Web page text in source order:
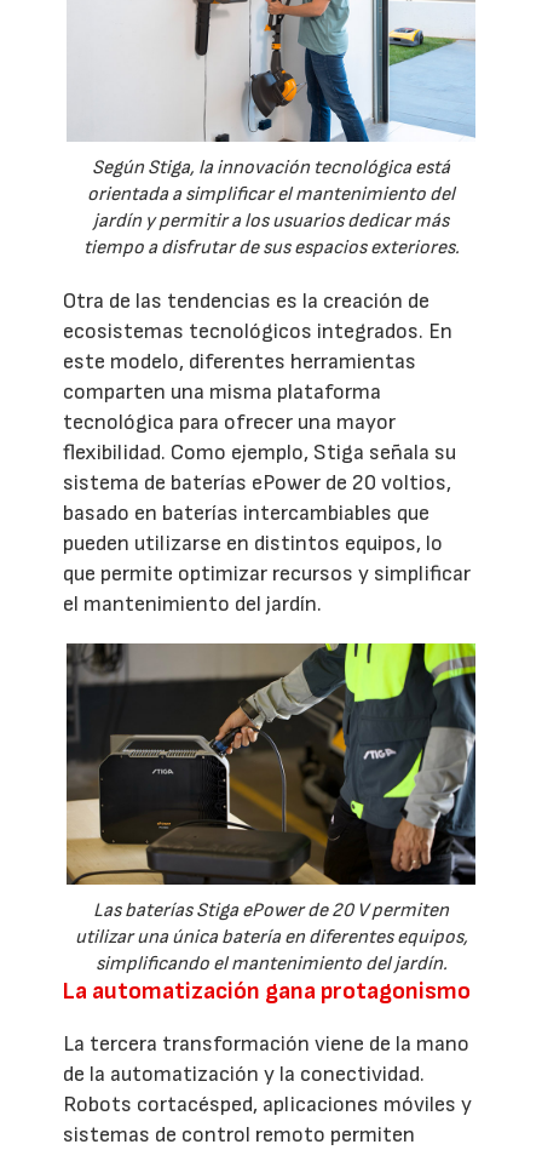
Según Stiga, la innovación tecnológica está
orientada a simplificar el mantenimiento del
jardín y permitir a los usuarios dedicar más
tiempo a disfrutar de sus espacios exteriores.
Otra de las tendencias es la creación de
ecosistemas tecnológicos integrados. En
este modelo, diferentes herramientas
comparten una misma plataforma
tecnológica para ofrecer una mayor
flexibilidad. Como ejemplo, Stiga señala su
sistema de baterías ePower de 20 voltios,
basado en baterías intercambiables que
pueden utilizarse en distintos equipos, lo
que permite optimizar recursos y simplificar
el mantenimiento del jardín.
Las baterías Stiga ePower de 20 V permiten
utilizar una única batería en diferentes equipos,
simplificando el mantenimiento del jardín.
La automatización gana protagonismo
La tercera transformación viene de la mano
de la automatización y la conectividad.
Robots cortacésped, aplicaciones móviles y
sistemas de control remoto permiten